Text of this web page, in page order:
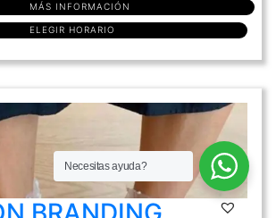
MÁS INFORMACIÓN
ELEGIR HORARIO
Necesitas ayuda?